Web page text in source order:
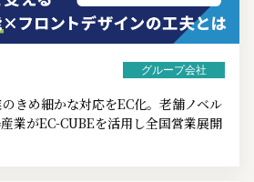
グループ会社
のきめ細かな対応をEC化。老舗ノベル
業がEC-CUBEを活用し全国営業展開